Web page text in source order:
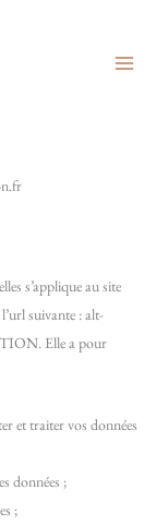
s’applique au site
suivante : alt-
Elle a pour
et traiter vos données
données ;
;